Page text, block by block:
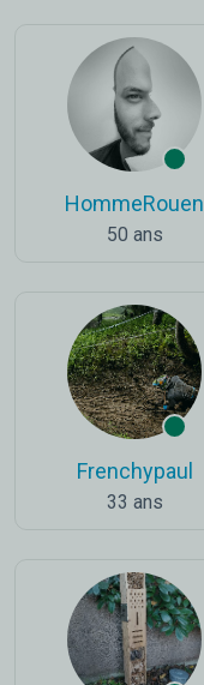
HommeRouen
50 ans
Frenchypaul
33 ans